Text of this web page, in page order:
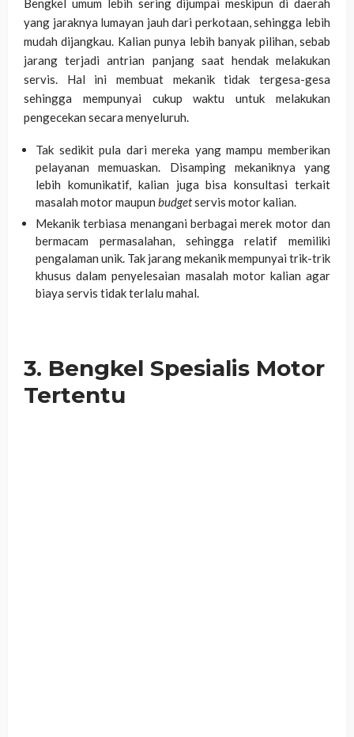
Bengkel umum lebih sering dijumpai meskipun di daerah
yang jaraknya lumayan jauh dari perkotaan, sehingga lebih
mudah dijangkau. Kalian punya lebih banyak pilihan, sebab
jarang terjadi antrian panjang saat hendak melakukan
servis. Hal ini membuat mekanik tidak tergesa-gesa
sehingga mempunyai cukup waktu untuk melakukan
pengecekan secara menyeluruh.
Tak sedikit pula dari mereka yang mampu memberikan
pelayanan memuaskan. Disamping mekaniknya yang
lebih komunikatif, kalian juga bisa konsultasi terkait
masalah motor maupun budgetservis motor kalian.
Mekanik terbiasa menangani berbagai merek motor dan
bermacam permasalahan, sehingga relatif memiliki
pengalaman unik. Tak jarang mekanik mempunyai trik-trik
khusus dalam penyelesaian masalah motor kalian agar
biaya servis tidak terlalu mahal.
3. Bengkel Spesialis Motor
Tertentu